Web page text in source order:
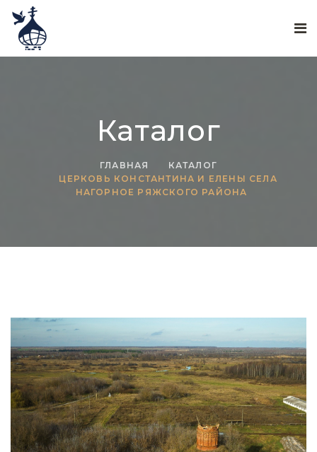
Каталог
ГЛАВНАЯ
КАТАЛОГ
ЦЕРКОВЬ КОНСТАНТИНА И ЕЛЕНЫ СЕЛА
НАГОРНОЕ РЯЖСКОГО РАЙОНА